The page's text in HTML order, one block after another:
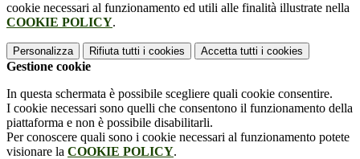
cookie necessari al funzionamento ed utili alle finalità illustrate nella
COOKIE POLICY.
Personalizza Rifiuta tutti i cookies Accetta tutti i cookies
Gestione cookie
In questa schermata è possibile scegliere quali cookie consentire.
I cookie necessari sono quelli che consentono il funzionamento della
piattaforma e non è possibile disabilitarli.
Per conoscere quali sono i cookie necessari al funzionamento potete
visionare la COOKIE POLICY.